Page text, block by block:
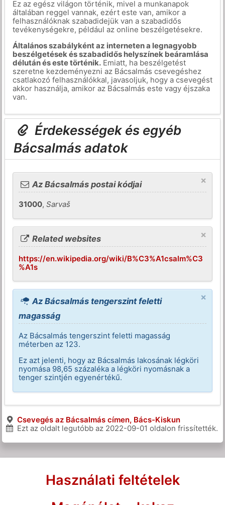
Ez az egész világon történik, mivel a munkanapok
általában reggel vannak, ezért este van, amikor a
felhasználóknak szabadidejük van a szabadidős
tevékenységekre, például az online beszélgetésekre.
Általános szabályként az interneten a legnagyobb
beszélgetések és szabadidős helyszínek beáramlása
délután és este történik.Emiatt, ha beszélgetést
szeretne kezdeményezni az Bácsalmás csevegéshez
csatlakozó felhasználókkal, javasoljuk, hogy a csevegést
akkor használja, amikor az Bácsalmás este vagy éjszaka
van.
Érdekességek és egyéb
Bácsalmás adatok
×
Az Bácsalmás postai kódjai
31000,Sarvaš
×
Related websites
https://en.wikipedia.org/wiki/B%C3%A1csalm%C3
%A1s
×
Az Bácsalmás tengerszint feletti
magasság
Az Bácsalmás tengerszint feletti magasság
méterben az 123.
Ez azt jelenti, hogy az Bácsalmás lakosának légköri
nyomása 98,65 százaléka a légköri nyomásnak a
tenger szintjén egyenértékű.
Csevegés az Bácsalmás címen, Bács-Kiskun
Ezt az oldalt legutóbb az 2022-09-01 oldalon frissítették.
Használati feltételek